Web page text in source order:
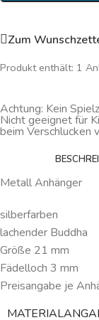
Zum
Produkt enthält: 1
Achtung: Kein
Nicht geeignet für
beim Verschlucken
Metall Anhänger
silberfarben
lachender Buddha
Größe 21 mm
Fädelloch 3 mm
Preisangabe je